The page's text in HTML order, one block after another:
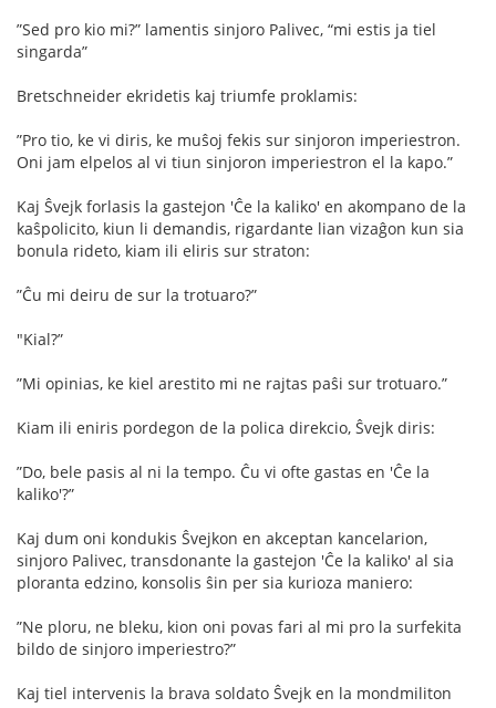
”Sed pro kio mi?” lamentis sinjoro Palivec, “mi estis ja tiel
singarda”
Bretschneider ekridetis kaj triumfe proklamis:
”Pro tio, ke vi diris, ke muŝoj fekis sur sinjoron imperiestron.
Oni jam elpelos al vi tiun sinjoron imperiestron el la kapo.”
Kaj Ŝvejk forlasis la gastejon 'Ĉe la kaliko' en akompano de la
kaŝpolicito, kiun li demandis, rigardante lian vizaĝon kun sia
bonula rideto, kiam ili eliris sur straton:
”Ĉu mi deiru de sur la trotuaro?”
"Kial?”
”Mi opinias, ke kiel arestito mi ne rajtas paŝi sur trotuaro.”
Kiam ili eniris pordegon de la polica direkcio, Ŝvejk diris:
”Do, bele pasis al ni la tempo. Ĉu vi ofte gastas en 'Ĉe la
kaliko'?”
Kaj dum oni kondukis Ŝvejkon en akceptan kancelarion,
sinjoro Palivec, transdonante la gastejon 'Ĉe la kaliko' al sia
ploranta edzino, konsolis ŝin per sia kurioza maniero:
”Ne ploru, ne bleku, kion oni povas fari al mi pro la surfekita
bildo de sinjoro imperiestro?”
Kaj tiel intervenis la brava soldato Ŝvejk en la mondmiliton